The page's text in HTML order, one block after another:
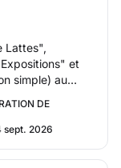
Lattes",
et
simple) au
DE
sept. 2026